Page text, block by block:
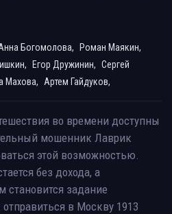
Богомолова,
Роман Маякин,
Егор Дружинин, Сергей
Махова, Артем Гайдуков,
во времени доступны
мошенник Лаврик
этой возможностью.
без дохода, а
задание
в Москву 1913